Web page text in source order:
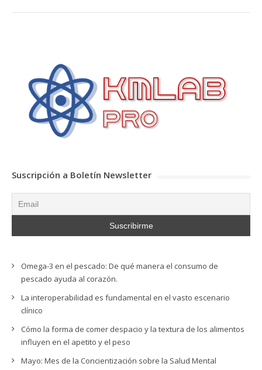
Suscripción a Boletín Newsletter
Omega-3 en el pescado: De qué manera el consumo de
pescado ayuda al corazón.
La interoperabilidad es fundamental en el vasto escenario
clínico
Cómo la forma de comer despacio y la textura de los alimentos
influyen en el apetito y el peso
Mayo: Mes de la Concientización sobre la Salud Mental